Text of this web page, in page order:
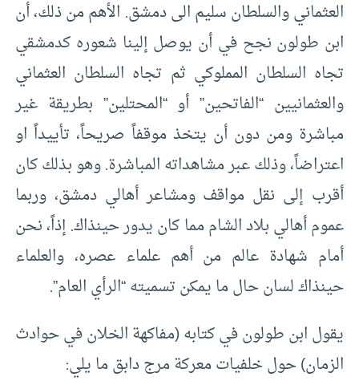
العثماني والسلطان سليم الى دمشق. الأهم من ذلك، أن
ابن طولون نجح في أن يوصل إلينا شعوره كدمشقي
تجاه السلطان المملوكي ثم تجاه السلطان العثماني
والعثمانيين “الفاتحين” أو “المحتلين” بطريقة غير
مباشرة ومن دون أن يتخذ موقفاً صريحاً، تأييداً او
اعتراضاً، وذلك عبر مشاهداته المباشرة. وهو بذلك كان
أقرب إلى نقل مواقف ومشاعر أهالي دمشق، وربما
عموم أهالي بلاد الشام مما كان يدور حينذاك. إذاً، نحن
أمام شهادة عالم من أهم علماء عصره، والعلماء
حينذاك لسان حال ما يمكن تسميته “الرأي العام”.
يقول ابن طولون في كتابه (مفاكهة الخلان في حوادث
الزمان) حول خلفيات معركة مرج دابق ما يلي: